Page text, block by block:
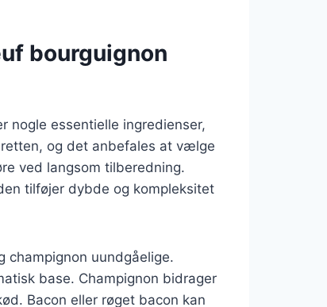
bourguignon
nogle essentielle ingredienser,
og det anbefales at vælge
ved langsom tilberedning.
tilføjer dybde og kompleksitet
champignon uundgåelige.
base. Champignon bidrager
Bacon eller røget bacon kan